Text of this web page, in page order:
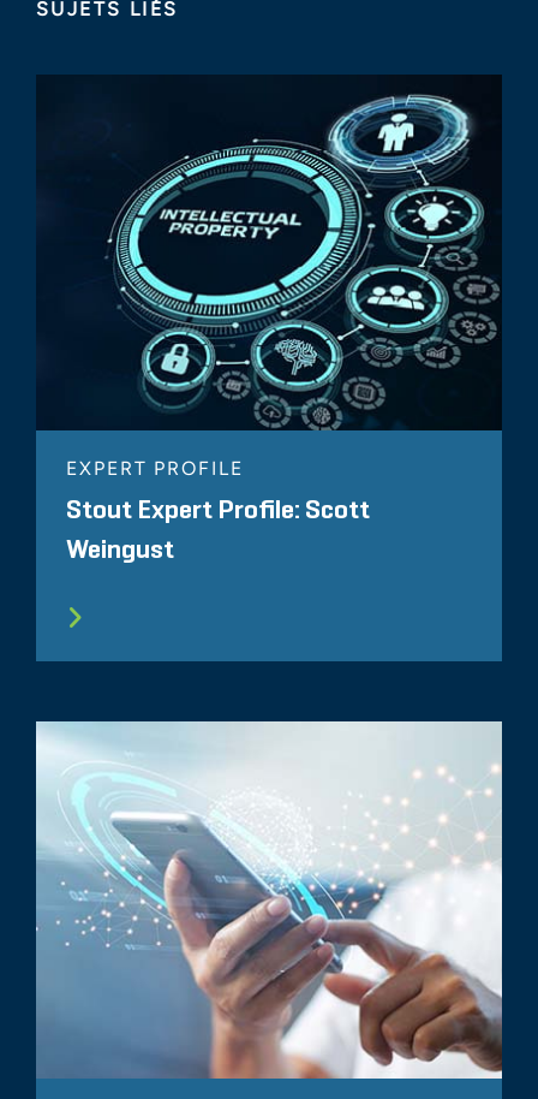
SUJETS LIÉS
EXPERT PROFILE
Stout Expert Profile: Scott
Weingust